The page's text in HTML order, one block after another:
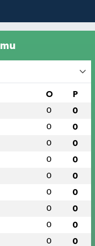
O P
0 0
0 0
0 0
0 0
0 0
0 0
0 0
0 0
0 0